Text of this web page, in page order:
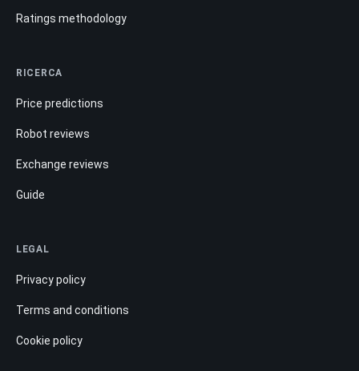
Ratings methodology
RICERCA
Price predictions
Robot reviews
Exchange reviews
Guide
LEGAL
Privacy policy
Terms and conditions
Cookie policy